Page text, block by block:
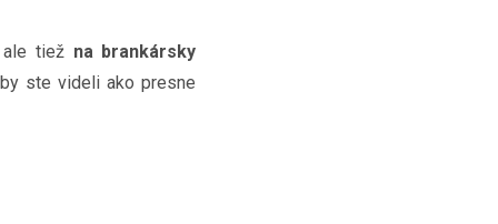
tiež na brankársky
ste videli ako presne